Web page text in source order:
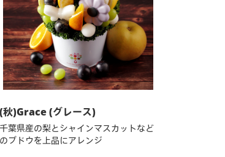
(秋)Grace (グレース)
千葉県産の梨とシャインマスカットなど
のブドウを上品にアレンジ